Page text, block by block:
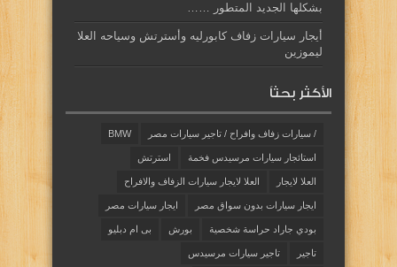
بشكلها الجديد المتطور ……
أيجار سيارات زفاف كابورليه وأسترتش وسياحه العلا
ليموزين
الأكثر بحثاً
/ سيارات زفاف وافراح / تاجير سيارات مصر BMW
استائجار سيارات مرسيدس فخمة استرتش
العلا لايجار العلا لايجار سيارات الزفاف والافراح
ايجار سيارات بدون سواق مصر ايجار سيارات مصر
بودي جاراد حراسة شخصية بورش بى ام دبليو
تاجير تاجير سيارات مرسيدس